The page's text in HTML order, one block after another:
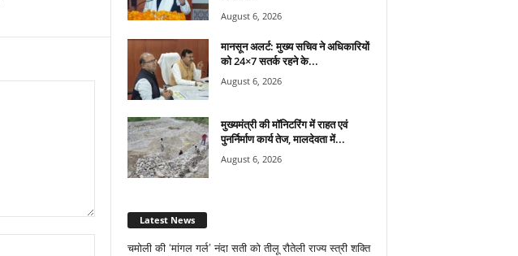
August 6, 2026
मानसून अलर्ट: मुख्य सचिव ने अधिकारियों
को 24×7 सतर्क रहने के...
August 6, 2026
मुख्यमंत्री की मॉनिटरिंग में राहत एवं
पुनर्निर्माण कार्य तेज, मालदेवता में...
August 6, 2026
Latest News
चमोली की ‘मांगल गर्ल’ नंदा सती को तीलू रौतेली राज्य स्त्री शक्ति